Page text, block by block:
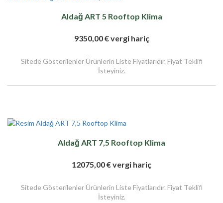
Aldağ ART 5 Rooftop Klima
9350,00 € vergi hariç
Sitede Gösterilenler Ürünlerin Liste Fiyatlarıdır. Fiyat Teklifi
İsteyiniz.
Aldağ ART 7,5 Rooftop Klima
12075,00 € vergi hariç
Sitede Gösterilenler Ürünlerin Liste Fiyatlarıdır. Fiyat Teklifi
İsteyiniz.